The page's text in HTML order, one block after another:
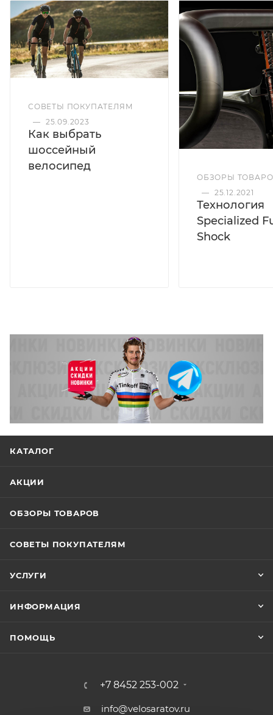
СОВЕТЫ ПОКУПАТЕЛЯМ
— 25.09.2023
Как выбрать
шоссейный
велосипед
ОБЗОРЫ
— 25.12.2021
Технология
Specialized
Shock
КАТАЛОГ
АКЦИИ
ОБЗОРЫ ТОВАРОВ
СОВЕТЫ ПОКУПАТЕЛЯМ
УСЛУГИ
ИНФОРМАЦИЯ
ПОМОЩЬ
+7 8452 253-002
info@velosaratov.ru